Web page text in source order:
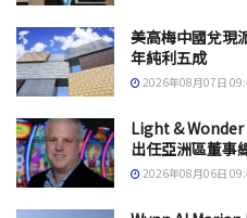
美高梅中國兌現
年純利五成
2026年08月07日
Light & Wonder
出任亞洲區董事
2026年08月06日